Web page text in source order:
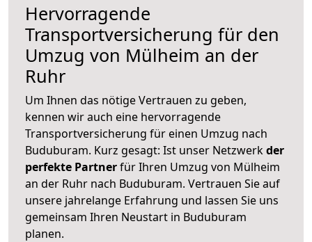
Hervorragende
Transportversicherung für den
Umzug von Mülheim an der
Ruhr
Um Ihnen das nötige Vertrauen zu geben,
kennen wir auch eine hervorragende
Transportversicherung für einen Umzug nach
Buduburam. Kurz gesagt: Ist unser Netzwerkder
perfekte Partnerfür Ihren Umzug von Mülheim
an der Ruhr nach Buduburam. Vertrauen Sie auf
unsere jahrelange Erfahrung und lassen Sie uns
gemeinsam Ihren Neustart in Buduburam
planen.